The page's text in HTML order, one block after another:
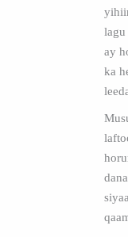
lagu
ay
ka